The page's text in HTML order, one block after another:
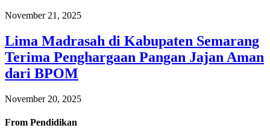
November 21, 2025
Lima Madrasah di Kabupaten Semarang
Terima Penghargaan Pangan Jajan Aman
dari BPOM
November 20, 2025
From Pendidikan